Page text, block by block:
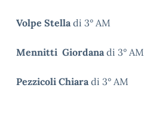
Volpe Stelladi 3° AM
Mennitti Giordanadi 3° AM
Pezzicoli Chiaradi 3° AM